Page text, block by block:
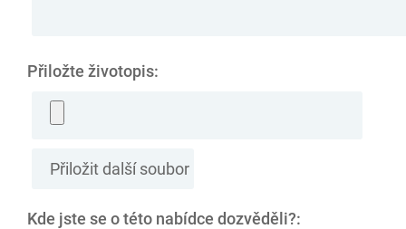
Přiložte životopis:
Kde jste se o této nabídce dozvěděli?: